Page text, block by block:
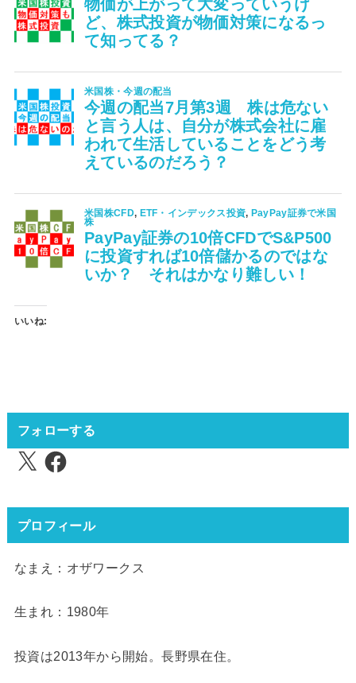
いいね:
フォローする
X Facebook
プロフィール
なまえ：オザワークス
生まれ：1980年
投資は2013年から開始。長野県在住。